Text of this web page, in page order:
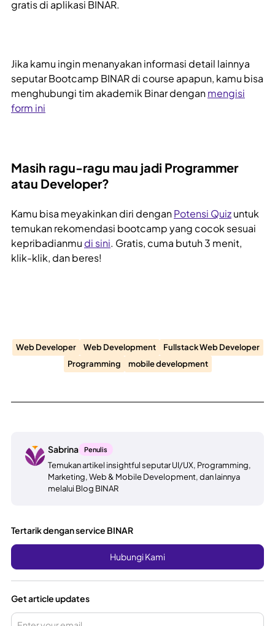
gratis di aplikasi BINAR.
Jika kamu ingin menanyakan informasi detail lainnya
seputar Bootcamp BINAR di course apapun, kamu bisa
menghubungi tim akademik Binar denganmengisi
form ini
Masih ragu-ragu mau jadi Programmer
atau Developer?
Kamu bisa meyakinkan diri denganPotensi Quizuntuk
temukan rekomendasi bootcamp yang cocok sesuai
kepribadianmu di sini. Gratis, cuma butuh 3 menit,
klik-klik, dan beres!
Web Developer Web Development
Fullstack Web Developer
Programming
mobile development
Sabrina Penulis
Temukan artikel insightful seputar UI/UX, Programming,
Marketing, Web & Mobile Development, dan lainnya
melalui Blog BINAR
Tertarik dengan service BINAR
Hubungi Kami
Get article updates